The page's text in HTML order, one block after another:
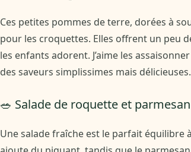
Ces petites pommes de terre, dorées à
pour les croquettes. Elles offrent un peu
les enfants adorent. J’aime les
des saveurs simplissimes mais
🥗 Salade de roquette et parmesan
Une salade fraîche est le parfait équilibre